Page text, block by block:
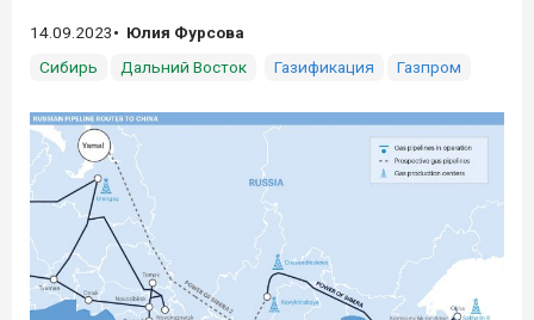
14.09.2023
Юлия Фурсова
Сибирь
Дальний Восток Газификация Газпром